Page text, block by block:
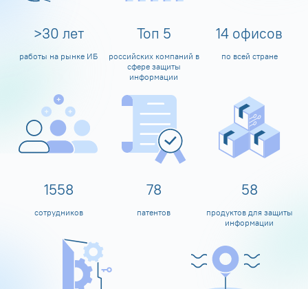
>30 лет
работы на рынке ИБ
Топ 5
российских компаний в
сфере защиты
информации
14 офисов
по всей стране
1600
сотрудников
80
патентов
60
продуктов для защиты
информации